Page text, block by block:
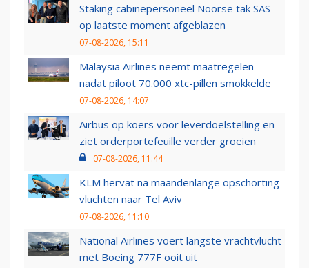
Staking cabinepersoneel Noorse tak SAS
op laatste moment afgeblazen
07-08-2026, 15:11
Malaysia Airlines neemt maatregelen
nadat piloot 70.000 xtc-pillen smokkelde
07-08-2026, 14:07
Airbus op koers voor leverdoelstelling en
ziet orderportefeuille verder groeien
07-08-2026, 11:44
KLM hervat na maandenlange opschorting
vluchten naar Tel Aviv
07-08-2026, 11:10
National Airlines voert langste vrachtvlucht
met Boeing 777F ooit uit